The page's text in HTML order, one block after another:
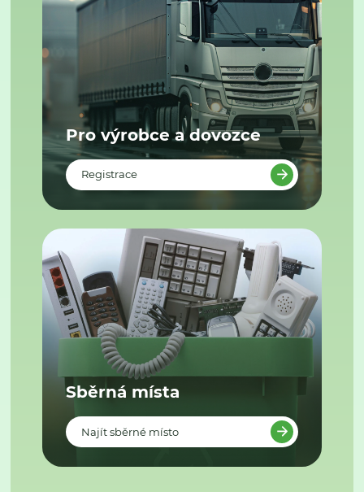
Pro výrobce a dovozce
Registrace
Sběrná místa
Najít sběrné místo